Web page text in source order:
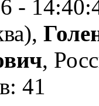
-
,
41